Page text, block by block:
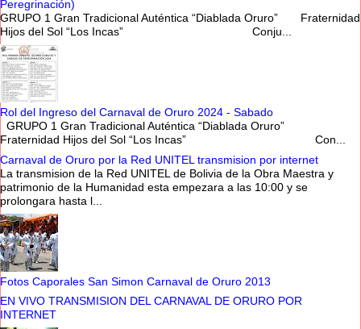
Peregrinación)
GRUPO 1 Gran Tradicional Auténtica “Diablada Oruro” Fraternidad
Hijos del Sol “Los Incas” Conju...
Rol del Ingreso del Carnaval de Oruro 2024 - Sabado
GRUPO 1 Gran Tradicional Auténtica “Diablada Oruro”
Fraternidad Hijos del Sol “Los Incas” Con...
Carnaval de Oruro por la Red UNITEL transmision por internet
La transmision de la Red UNITEL de Bolivia de la Obra Maestra y
patrimonio de la Humanidad esta empezara a las 10:00 y se
prolongara hasta l...
Fotos Caporales San Simon Carnaval de Oruro 2013
EN VIVO TRANSMISION DEL CARNAVAL DE ORURO POR
INTERNET